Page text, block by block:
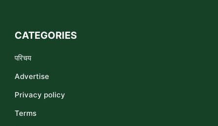
CATEGORIES
परिचय
Advertise
Privacy policy
Terms